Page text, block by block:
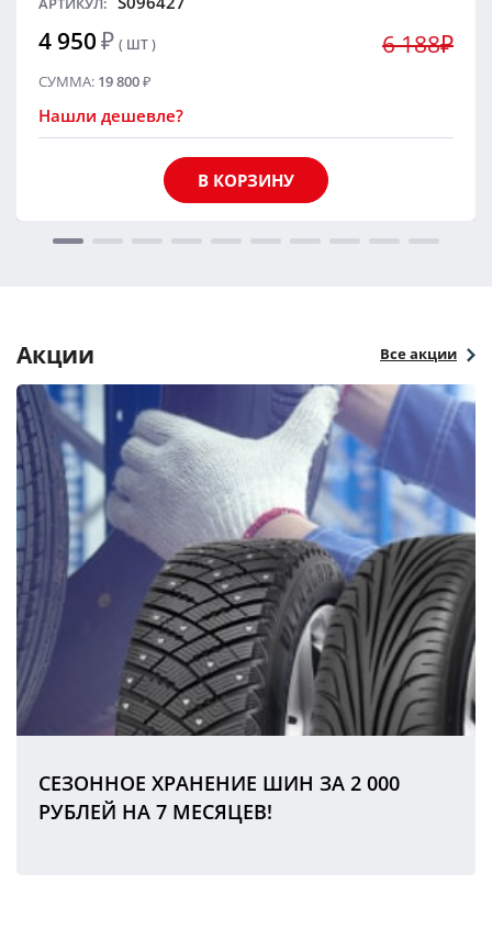
4 950₽ ( ШТ ) 6 188₽
СУММА: 19 800₽
Нашли дешевле?
В КОРЗИНУ
Акции Все акции
СЕЗОННОЕ ХРАНЕНИЕ ШИН ЗА 2 000
РУБЛЕЙ НА 7 МЕСЯЦЕВ!